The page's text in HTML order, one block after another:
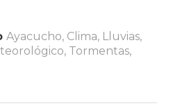
Ayacucho, Clima, Lluvias,
, Tormentas,